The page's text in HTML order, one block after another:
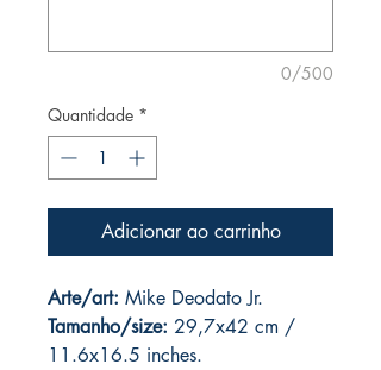
0/500
Quantidade *
Adicionar ao carrinho
Arte/art: Mike Deodato Jr.
Tamanho/size: 29,7x42 cm /
11.6x16.5 inches.